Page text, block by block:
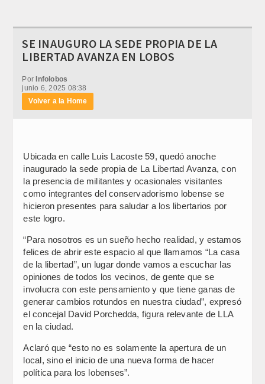
SE INAUGURO LA SEDE PROPIA DE LA
LIBERTAD AVANZA EN LOBOS
PorInfolobos
junio 6, 2025 08:38
Volver a la Home
Ubicada en calle Luis Lacoste 59, quedó anoche
inaugurado la sede propia de La Libertad Avanza, con
la presencia de militantes y ocasionales visitantes
como integrantes del conservadorismo lobense se
hicieron presentes para saludar a los libertarios por
este logro.
“Para nosotros es un sueño hecho realidad, y estamos
felices de abrir este espacio al que llamamos “La casa
de la libertad”, un lugar donde vamos a escuchar las
opiniones de todos los vecinos, de gente que se
involucra con este pensamiento y que tiene ganas de
generar cambios rotundos en nuestra ciudad”, expresó
el concejal David Porchedda, figura relevante de LLA
en la ciudad.
Aclaró que “esto no es solamente la apertura de un
local, sino el inicio de una nueva forma de hacer
política para los lobenses”.